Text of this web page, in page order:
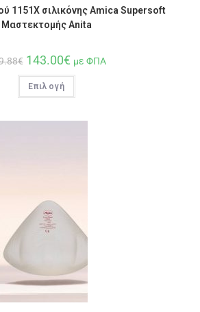
1151Χ σιλικόνης Amica Supersoft
Μαστεκτομής Anita
€ 143.00€ με ΦΠΑ
Επιλογή